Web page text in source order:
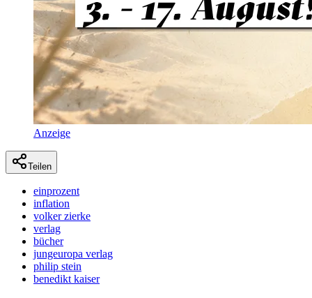
Anzeige
Teilen
einprozent
inflation
volker zierke
verlag
bücher
jungeuropa verlag
philip stein
benedikt kaiser